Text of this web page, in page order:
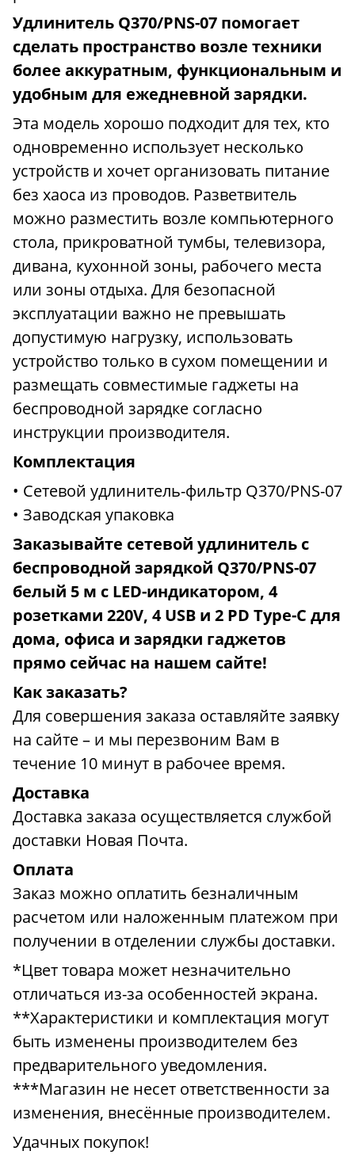
Удлинитель Q370/PNS-07 помогает
сделать пространство возле техники
более аккуратным, функциональным и
удобным для ежедневной зарядки.
Эта модель хорошо подходит для тех, кто
одновременно использует несколько
устройств и хочет организовать питание
без хаоса из проводов. Разветвитель
можно разместить возле компьютерного
стола, прикроватной тумбы, телевизора,
дивана, кухонной зоны, рабочего места
или зоны отдыха. Для безопасной
эксплуатации важно не превышать
допустимую нагрузку, использовать
устройство только в сухом помещении и
размещать совместимые гаджеты на
беспроводной зарядке согласно
инструкции производителя.
Комплектация
• Сетевой удлинитель-фильтр Q370/PNS-07
• Заводская упаковка
Заказывайте сетевой удлинитель с
беспроводной зарядкой Q370/PNS-07
белый 5 м с LED-индикатором, 4
розетками 220V, 4 USB и 2 PD Type-C для
дома, офиса и зарядки гаджетов
прямо сейчас на нашем сайте!
Как заказать?
Для совершения заказа оставляйте заявку
на сайте – и мы перезвоним Вам в
течение 10 минут в рабочее время.
Доставка
Доставка заказа осуществляется службой
доставки Новая Почта.
Оплата
Заказ можно оплатить безналичным
расчетом или наложенным платежом при
получении в отделении службы доставки.
*Цвет товара может незначительно
отличаться из-за особенностей экрана.
**Характеристики и комплектация могут
быть изменены производителем без
предварительного уведомления.
***Магазин не несет ответственности за
изменения, внесённые производителем.
Удачных покупок!